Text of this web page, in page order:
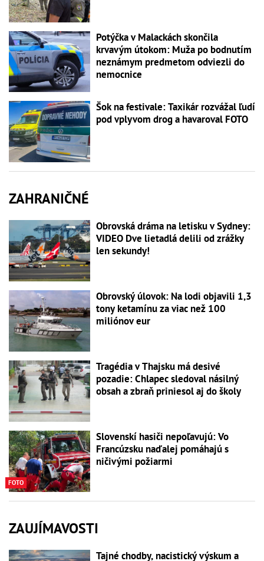
Potýčka v Malackách skončila
krvavým útokom: Muža po bodnutím
neznámym predmetom odviezli do
nemocnice
Šok na festivale: Taxikár rozvážal ľudí
pod vplyvom drog a havaroval FOTO
ZAHRANIČNÉ
Obrovská dráma na letisku v Sydney:
VIDEO Dve lietadlá delili od zrážky
len sekundy!
Obrovský úlovok: Na lodi objavili 1,3
tony ketamínu za viac než 100
miliónov eur
Tragédia v Thajsku má desivé
pozadie: Chlapec sledoval násilný
obsah a zbraň priniesol aj do školy
FOTO
Slovenskí hasiči nepoľavujú: Vo
Francúzsku naďalej pomáhajú s
ničivými požiarmi
ZAUJÍMAVOSTI
Tajné chodby, nacistický výskum a